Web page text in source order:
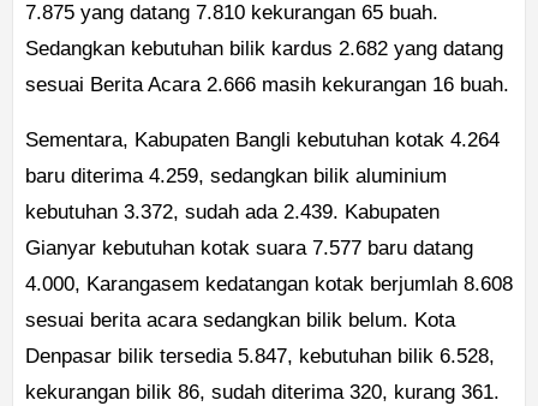
7.875 yang datang 7.810 kekurangan 65 buah.
Sedangkan kebutuhan bilik kardus 2.682 yang datang
sesuai Berita Acara 2.666 masih kekurangan 16 buah.
Sementara, Kabupaten Bangli kebutuhan kotak 4.264
baru diterima 4.259, sedangkan bilik aluminium
kebutuhan 3.372, sudah ada 2.439. Kabupaten
Gianyar kebutuhan kotak suara 7.577 baru datang
4.000, Karangasem kedatangan kotak berjumlah 8.608
sesuai berita acara sedangkan bilik belum. Kota
Denpasar bilik tersedia 5.847, kebutuhan bilik 6.528,
kekurangan bilik 86, sudah diterima 320, kurang 361.